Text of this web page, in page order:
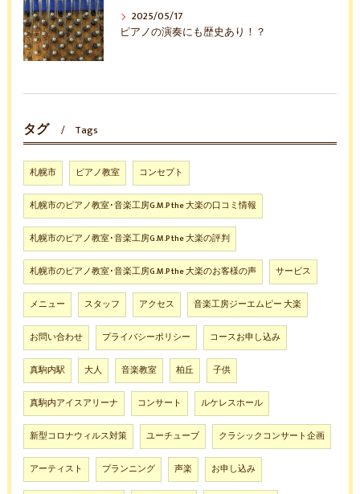
2025/05/17
ピアノの演奏にも歴史あり！？
タグ Tags
札幌市 ピアノ教室 コンセプト
札幌市のピアノ教室･音楽工房G.M.P the 大楽の口コミ情報
札幌市のピアノ教室･音楽工房G.M.P the 大楽の評判
札幌市のピアノ教室･音楽工房G.M.P the 大楽のお客様の声 サービス
メニュー スタッフ アクセス 音楽工房ジーエムピー 大楽
お問い合わせ プライバシーポリシー コースお申し込み
真駒内駅 大人 音楽教室 柏丘 子供
真駒内アイスアリーナ コンサート ルケレスホール
新型コロナウィルス対策 ユーチューブ クラシックコンサート企画
アーティスト プランニング 声楽 お申し込み